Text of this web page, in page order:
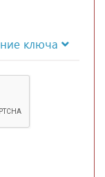
ключа